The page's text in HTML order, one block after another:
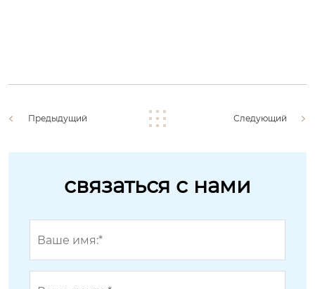
Предыдущий Следующий
связаться с нами